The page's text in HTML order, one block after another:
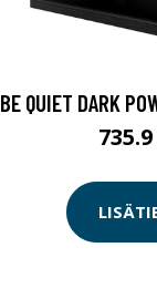
BE QUIET DARK